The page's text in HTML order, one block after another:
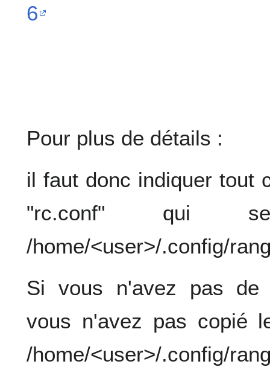
6
Pour plus de détails :
il faut donc indiquer tout
"rc.conf"
/home/<user>/.config/
Si vous n'avez pas de
vous n'avez pas copié
/home/<user>/.config/